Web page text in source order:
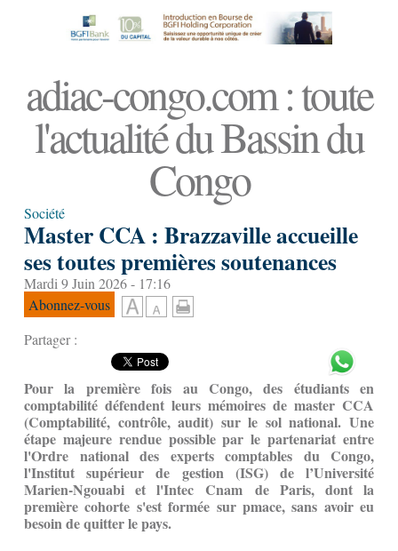
adiac-congo.com : toute
l'actualité du Bassin du
Congo
Société
Master CCA : Brazzaville accueille
ses toutes premières soutenances
Mardi 9 Juin 2026 - 17:16
Abonnez-vous
Partager :
Pour la première fois au Congo, des étudiants en
comptabilité défendent leurs mémoires de master CCA
(Comptabilité, contrôle, audit) sur le sol national. Une
étape majeure rendue possible par le partenariat entre
l'Ordre national des experts comptables du Congo,
l'Institut supérieur de gestion (ISG) de l’Université
Marien-Ngouabi et l'Intec Cnam de Paris, dont la
première cohorte s'est formée sur pmace, sans avoir eu
besoin de quitter le pays.